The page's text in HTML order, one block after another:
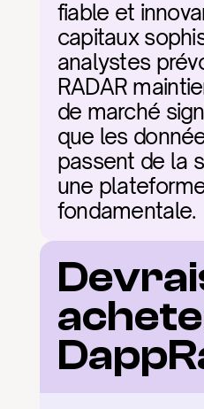
fiable et
capitaux
analystes
RADAR
de marché
que les
passent de la
une
fondamentale.